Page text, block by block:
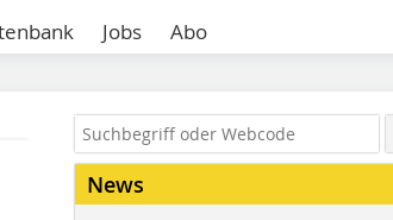
Jobs Abo
News